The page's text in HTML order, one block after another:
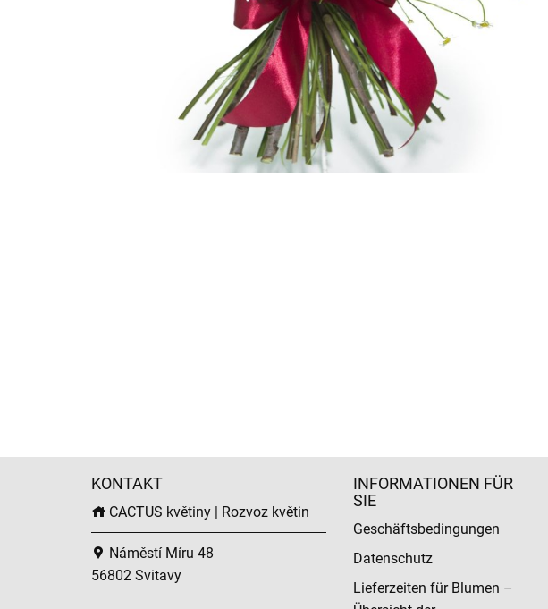
KONTAKT
CACTUS květiny | Rozvoz květin
Náměstí Míru 48
56802 Svitavy
INFORMATIONEN FÜR
SIE
Geschäftsbedingungen
Datenschutz
Lieferzeiten für Blumen –